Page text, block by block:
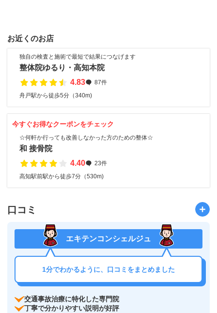
お近くのお店
独自の検査と施術で最短で結果につなげます
整体院ゆるり・高知本院
4.83
87件
舟戸駅から徒歩5分（340m)
今すぐお得なクーポンをチェック
☆何軒か行っても改善しなかった方のための整体☆
和 接骨院
4.40
23件
高知駅前駅から徒歩7分（530m)
口コミ
エキテンコンシェルジュ
1分でわかるように、口コミをまとめました
交通事故治療に特化した専門院
丁寧で分かりやすい説明が好評